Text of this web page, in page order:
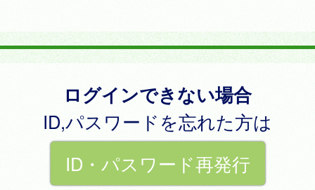
ログインできない場合
ID,パスワードを忘れた方は
ID・パスワード再発行